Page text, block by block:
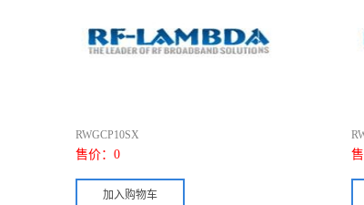
RWGCP10SX
售价： 0 售